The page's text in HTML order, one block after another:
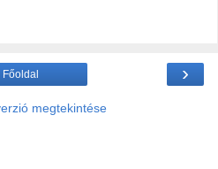
›
Főoldal
megtekintése